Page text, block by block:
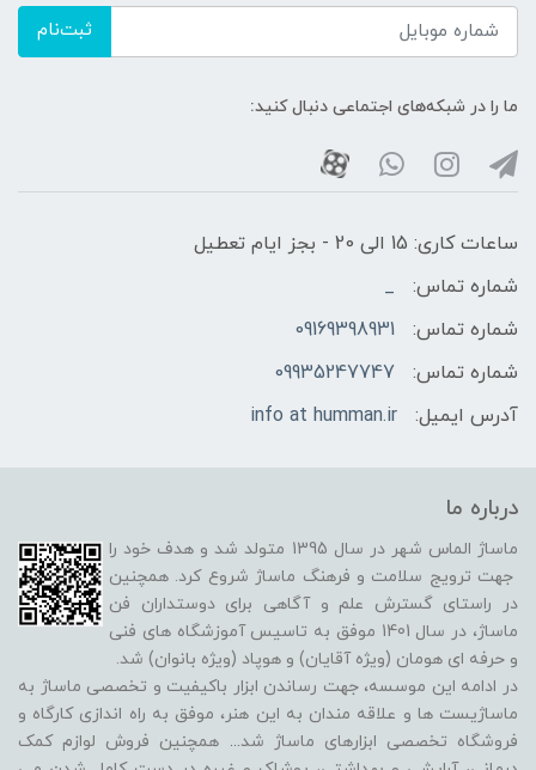
ثبت‌نام
ما را در شبکه‌های اجتماعی دنبال کنید:
ساعات کاری: 15 الی 20 - بجز ایام تعطیل
شماره تماس:
_
شماره تماس:
09169398931
شماره تماس:
09935247747
آدرس ایمیل:
info at humman.ir
درباره ما
ماساژ الماس شهر در سال 1395 متولد شد و هدف خود را
جهت ترویج سلامت و فرهنگ ماساژ شروع کرد. همچنین
در راستای گسترش علم و آگاهی برای دوستداران فن
ماساژ، در سال 1401 موفق به تاسیس آموزشگاه های فنی
و حرفه ای هومان (ویژه آقایان) و هوپاد (ویژه بانوان) شد.
در ادامه این موسسه، جهت رساندن ابزار باکیفیت و تخصصی ماساژ به
ماساژیست ها و علاقه مندان به این هنر، موفق به راه اندازی کارگاه و
فروشگاه تخصصی ابزارهای ماساژ شد... همچنین فروش لوازم کمک